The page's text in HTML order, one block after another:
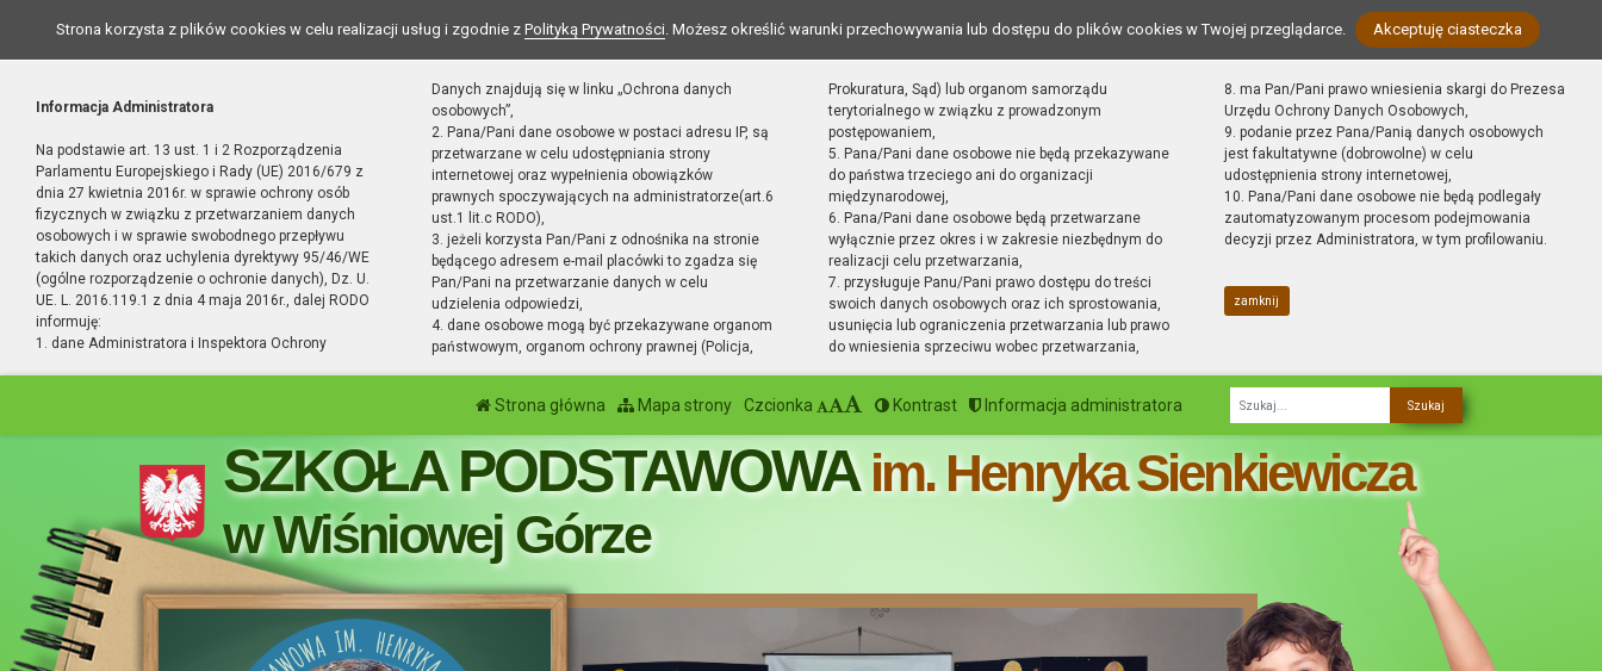
Strona korzysta z plików cookies w celu realizacji usług i zgodnie z Polityką Prywatności. Możesz określić warunki przechowywania lub dostępu do plików cookies w Twojej przeglądarce. Akceptuję ciasteczka
Informacja Administratora
Na podstawie art. 13 ust. 1 i 2 Rozporządzenia
Parlamentu Europejskiego i Rady (UE) 2016/679 z
dnia 27 kwietnia 2016r. w sprawie ochrony osób
fizycznych w związku z przetwarzaniem danych
osobowych i w sprawie swobodnego przepływu
takich danych oraz uchylenia dyrektywy 95/46/WE
(ogólne rozporządzenie o ochronie danych), Dz. U.
UE. L. 2016.119.1 z dnia 4 maja 2016r., dalej RODO
informuję:
1. dane Administratora i Inspektora Ochrony
Danych znajdują się w linku „Ochrona danych
osobowych”,
2. Pana/Pani dane osobowe w postaci adresu IP, są
przetwarzane w celu udostępniania strony
internetowej oraz wypełnienia obowiązków
prawnych spoczywających na administratorze(art.6
ust.1 lit.c RODO),
3. jeżeli korzysta Pan/Pani z odnośnika na stronie
będącego adresem e-mail placówki to zgadza się
Pan/Pani na przetwarzanie danych w celu
udzielenia odpowiedzi,
4. dane osobowe mogą być przekazywane organom
państwowym, organom ochrony prawnej (Policja,
Prokuratura, Sąd) lub organom samorządu
terytorialnego w związku z prowadzonym
postępowaniem,
5. Pana/Pani dane osobowe nie będą przekazywane
do państwa trzeciego ani do organizacji
międzynarodowej,
6. Pana/Pani dane osobowe będą przetwarzane
wyłącznie przez okres i w zakresie niezbędnym do
realizacji celu przetwarzania,
7. przysługuje Panu/Pani prawo dostępu do treści
swoich danych osobowych oraz ich sprostowania,
usunięcia lub ograniczenia przetwarzania lub prawo
do wniesienia sprzeciwu wobec przetwarzania,
8. ma Pan/Pani prawo wniesienia skargi do Prezesa
Urzędu Ochrony Danych Osobowych,
9. podanie przez Pana/Panią danych osobowych
jest fakultatywne (dobrowolne) w celu
udostępnienia strony internetowej,
10. Pana/Pani dane osobowe nie będą podlegały
zautomatyzowanym procesom podejmowania
decyzji przez Administratora, w tym profilowaniu.
zamknij
Strona główna Mapa strony Czcionka Kontrast Informacja administratora
Fraza
SZKOŁA PODSTAWOWAim. Henryka Sienkiewicza
w Wiśniowej Górze